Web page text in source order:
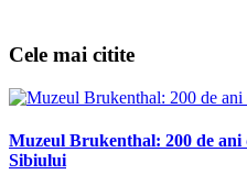
Cele mai citite
Muzeul Brukenthal: 200 de ani
Sibiului